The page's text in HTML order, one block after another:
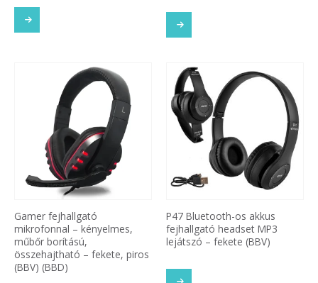
Gamer fejhallgató
mikrofonnal – kényelmes,
műbőr borítású,
összehajtható – fekete, piros
(BBV) (BBD)
P47 Bluetooth-os akkus
fejhallgató headset MP3
lejátszó – fekete (BBV)